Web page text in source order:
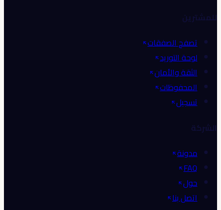
للمشترين
تصفح الصفقات
لوحة التوريد
الثقة والأمان
المحفوظات
تسجيل
الشركة
مدونة
FAQ
حول
اتصل بنا